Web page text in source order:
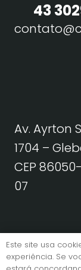
43
Av. Ayrton
1704 –
CEP
07
Este site usa
experiência. Se